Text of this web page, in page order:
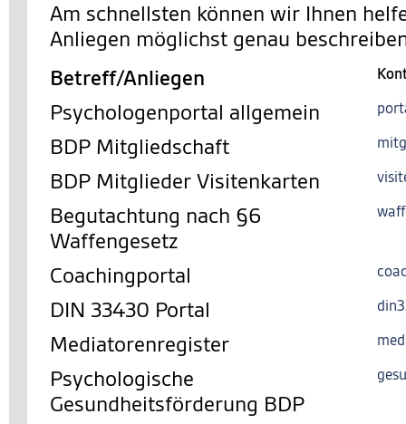
Am schnellsten können wir Ihnen
Anliegen möglichst genau
Betreff/Anliegen
Psychologenportal allgemein
BDP Mitgliedschaft
BDP Mitglieder Visitenkarten
Begutachtung nach §6
Waffengesetz
Coachingportal
DIN 33430 Portal
Mediatorenregister
Psychologische
Gesundheitsförderung BDP